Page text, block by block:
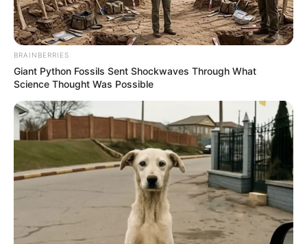
des
articles
QUINTE 05-01-2025
PRONOSTIC QUINTE 07-01-
2025→
BRAINBERRIES
Giant Python Fossils Sent Shockwaves Through What
Science Thought Was Possible